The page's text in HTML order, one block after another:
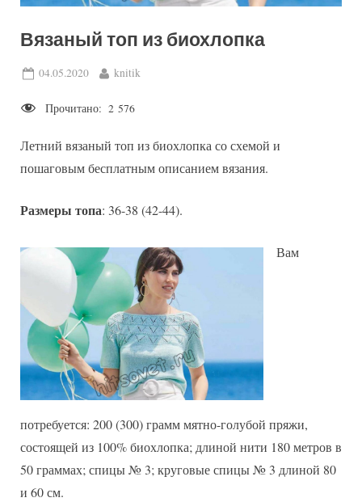
Вязаный топ из биохлопка
Posted
04.05.2020 By
knitik
Прочитано: 2 576
Летний вязаный топ из биохлопка со схемой и
пошаговым бесплатным описанием вязания.
Размеры топа: 36-38 (42-44).
Вам
потребуется: 200 (300) грамм мятно-голубой пряжи,
состоящей из 100% биохлопка; длиной нити 180 метров в
50 граммах; спицы № 3; круговые спицы № 3 длиной 80
и 60 см.